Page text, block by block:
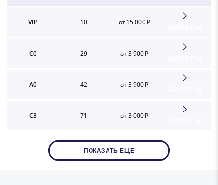
VIP 10 от 15 000 Р
C0 29 от 3 900 Р
A0 42 от 3 900 Р
C3 71 от 3 000 Р
ПОКАЗАТЬ ЕЩЕ